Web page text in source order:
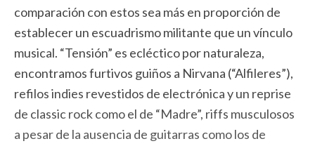
comparación con estos sea más en proporción de
establecer un escuadrismo militante que un vínculo
musical. “Tensión” es ecléctico por naturaleza,
encontramos furtivos guiños a Nirvana (“Alfileres”),
refilos indies revestidos de electrónica y un reprise
de classic rock como el de “Madre”, riffs musculosos
a pesar de la ausencia de guitarras como los de